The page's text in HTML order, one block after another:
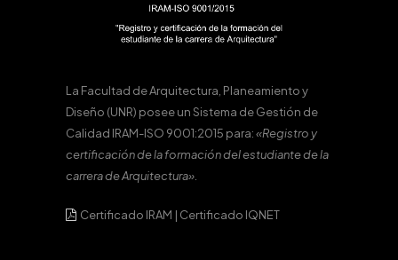
La Facultad de Arquitectura, Planeamiento y
Diseño (UNR) posee un Sistema de Gestión de
Calidad IRAM-ISO 9001:2015 para:«Registro y
certificación de la formación del estudiante de la
carrera de Arquitectura».
Certificado IRAM | Certificado IQNET